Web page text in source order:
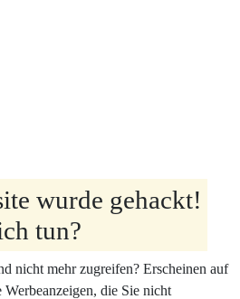
wurde gehackt!
tun?
nicht mehr zugreifen? Erscheinen auf
die Sie nicht